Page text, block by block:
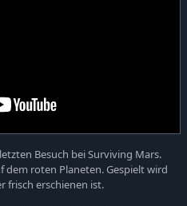
Besuch bei Surviving Mars.
dem roten Planeten. Gespielt wird
frisch erschienen ist.